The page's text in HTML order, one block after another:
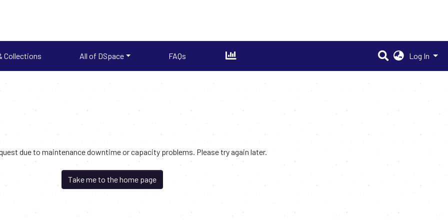
Collections All of DSpace FAQs Log In
due to maintenance downtime or capacity problems. Please try again later.
Take me to the home page